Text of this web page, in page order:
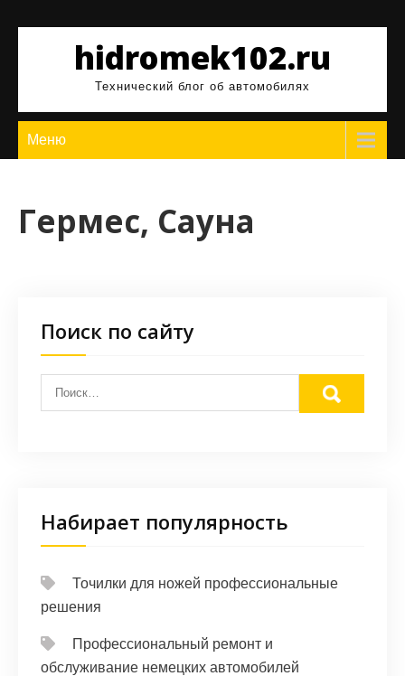
содержимомуhidromek102.ru
Технический блог об автомобилях
Меню
Гермес, Сауна
Поиск по сайту
Набирает популярность
Точилки для ножей профессиональные
решения
Профессиональный ремонт и
обслуживание немецких автомобилей